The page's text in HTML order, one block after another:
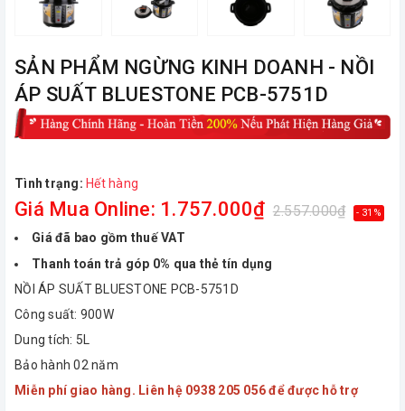
ㅤSẢN PHẨM NGỪNG KINH DOANH - NỒI
ÁP SUẤT BLUESTONE PCB-5751D
Tình trạng: Hết hàng
Giá Mua Online: 1.757.000₫ 2.557.000₫ - 31%
Giá đã bao gồm thuế VAT
Thanh toán trả góp 0% qua thẻ tín dụng
NỒI ÁP SUẤT BLUESTONE PCB-5751D
Công suất: 900W
Dung tích: 5L
Bảo hành 02 năm
Miễn phí giao hàng. Liên hệ 0938 205 056 để được hỗ trợ